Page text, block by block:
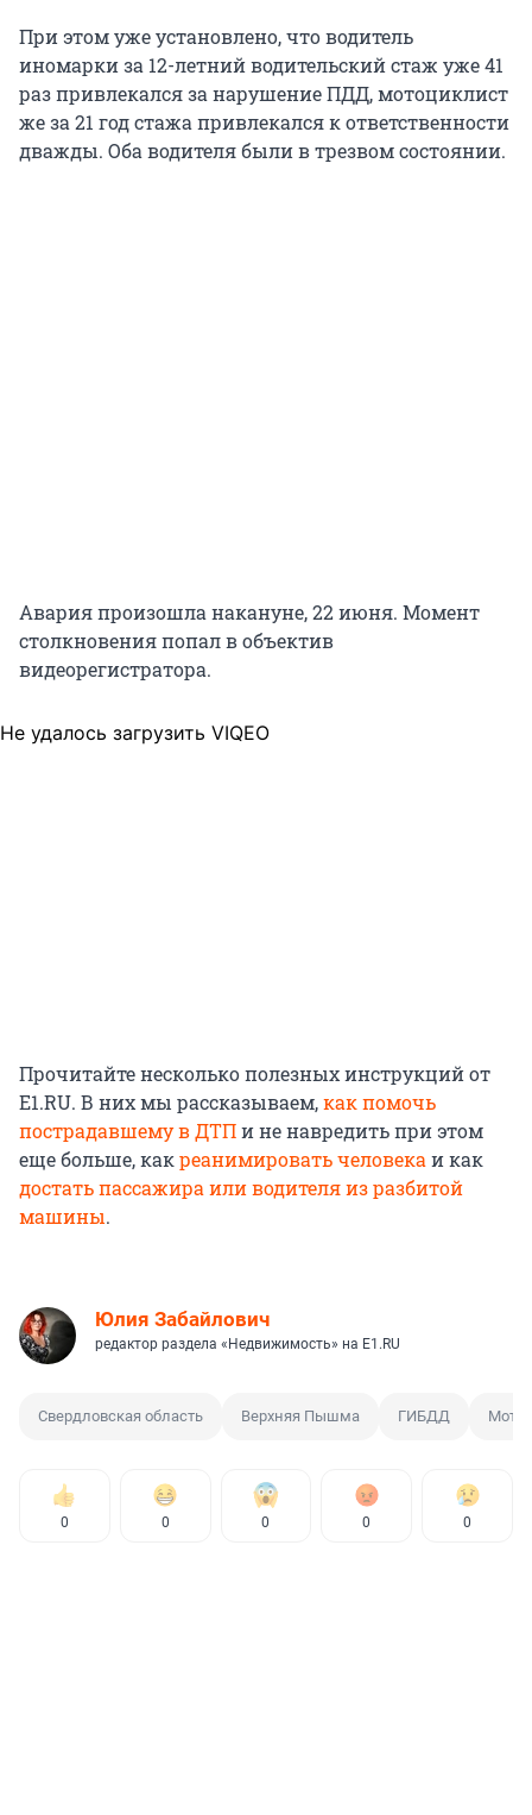
При этом уже установлено, что водитель
иномарки за 12-летний водительский стаж уже 41
раз привлекался за нарушение ПДД, мотоциклист
же за 21 год стажа привлекался к ответственности
дважды. Оба водителя были в трезвом состоянии.
Авария произошла накануне, 22 июня. Момент
столкновения попал в объектив
видеорегистратора.
Не удалось загрузить VIQEO
Прочитайте несколько полезных инструкций от
E1.RU. В них мы рассказываем,как помочь
пострадавшему в ДТПи не навредить при этом
еще больше, какреанимировать человекаи как
достать пассажира или водителя из разбитой
машины.
Юлия Забайлович
редактор раздела «Недвижимость» на E1.RU
Свердловская область Верхняя Пышма ГИБДД
0 0 0 0 0